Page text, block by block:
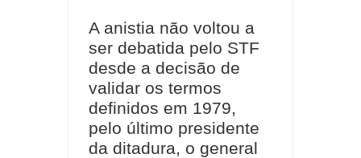
A anistia não voltou a
ser debatida pelo STF
desde a decisão de
validar os termos
definidos em 1979,
pelo último presidente
da ditadura, o general